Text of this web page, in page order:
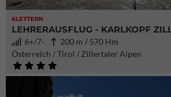
KLETTERN
LEHRERAUSFLUG - KARLKOPF
6+/7-
200 m / 570 Hm
Österreich / Tirol / Zillertaler Alpen